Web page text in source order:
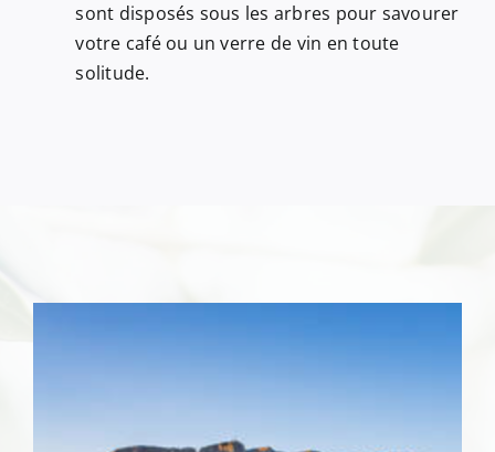
sont disposés sous les arbres pour savourer
votre café ou un verre de vin en toute
solitude.